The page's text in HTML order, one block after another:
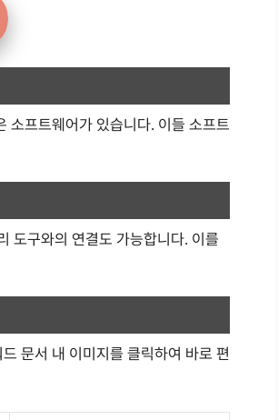
소프트웨어가 있습니다. 이들 소프트
도구와의 연결도 가능합니다. 이를
문서 내 이미지를 클릭하여 바로 편